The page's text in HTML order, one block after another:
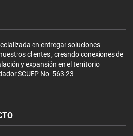
en entregar soluciones
clientes , creando conexiones de
y expansión en el territorio
SCUEP No. 563-23